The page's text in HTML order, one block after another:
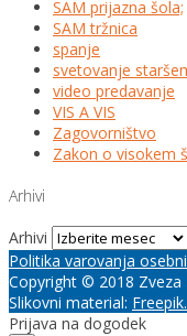
SAM prijazna šola;
SAM tržnica
spanje
svetovanje
video predavanje
VIS A VIS
Zagovorništvo
Zakon o visokem
Arhivi
Arhivi
Politika varovanja
Copyright © 2018 Zveza
Slikovni material:
Prijava na dogodek